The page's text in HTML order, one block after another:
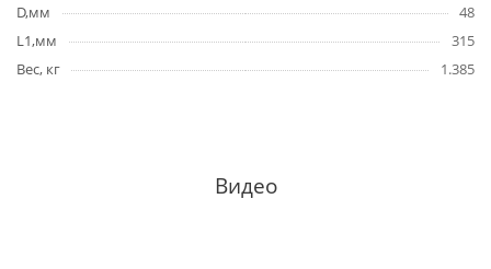
D,мм
48
L1,мм
315
Вес, кг
1.385
Видео